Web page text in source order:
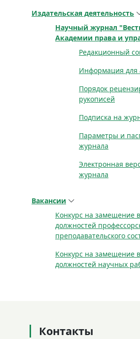
Издательская деятельность
Научный журнал
Академии права и
Редакционный
Информация для
Порядок
рукописей
Подписка на
Параметры и
журнала
Электронная
журнала
Вакансии
Конкурс на замещение
должностей
преподавательского
Конкурс на замещение
должностей научных
Контакты